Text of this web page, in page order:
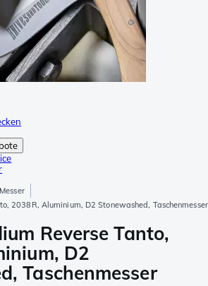
2038R, Aluminium, D2 Stonewashed, Taschenmesser
Reverse Tanto,
D2
Taschenmesser